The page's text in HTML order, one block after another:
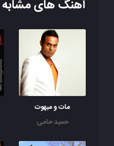
آهنگ های مشابه
مات و مبهوت
حمید حامی